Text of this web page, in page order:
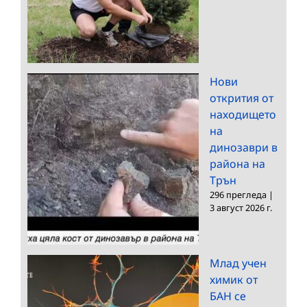
Нови
открития от
находището
на
динозаври в
района на
Трън
296 прегледа |
3 август 2026 г.
Млад учен
химик от
БАН се